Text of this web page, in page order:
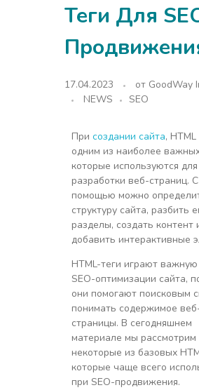
Теги Для
17.04.2023 от GoodWay
NEWS
SEO
При создании сайта, HTML
одним из наиболее
которые используются для
разработки веб-страниц.
помощью можно
структуру сайта, разбить
разделы, создать контент
добавить интерактивные
HTML-теги играют
SEO-оптимизации сайта,
они помогают поисковым
понимать содержимое
страницы. В сегодняшнем
материале мы рассмотрим
некоторые из базовых
которые чаще всего
при SEO-продвижения.